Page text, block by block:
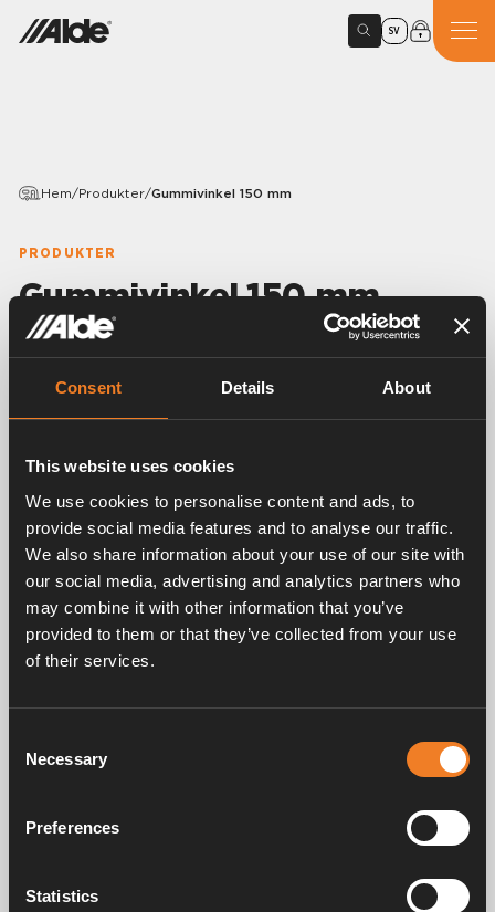
Consent Details About
This website uses cookies
We use cookies to personalise content and ads, to
provide social media features and to analyse our traffic.
We also share information about your use of our site with
our social media, advertising and analytics partners who
may combine it with other information that you’ve
provided to them or that they’ve collected from your use
of their services.
Selection
Necessary
Preferences
Statistics
SV
Hem/Produkter/Gummivinkel 150 mm
PRODUKTER
Gummivinkel 150 mm
Variants
EPDM 21,4×4,25 mm.
25 st/förp.
Frågor & svar